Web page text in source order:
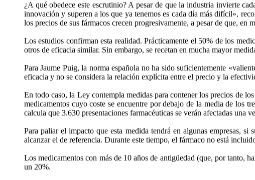
¿A qué obedece este escrutinio? A pesar de que la industria invierte
innovación y superen a los que ya tenemos es cada día más difícil»,
los precios de sus fármacos crecen progresivamente, a pesar de que, en
Los estudios confirman esta realidad. Prácticamente el 50% de los
otros de eficacia similar. Sin embargo, se recetan en mucha mayor
Para Jaume Puig, la norma española no ha sido suficientemente
eficacia y no se considera la relación explícita entre el precio y la
En todo caso, la Ley contempla medidas para contener los precios de
medicamentos cuyo coste se encuentre por debajo de la media de los
calcula que 3.630 presentaciones farmacéuticas se verán afectadas una
Para paliar el impacto que esta medida tendrá en algunas empresas,
alcanzar el de referencia. Durante este tiempo, el fármaco no está
Los medicamentos con más de 10 años de antigüedad (que, por tanto,
un 20%.